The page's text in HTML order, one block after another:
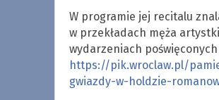
W programie jej recitalu
w przekładach męża
wydarzeniach
https://pik.wroclaw.pl/
gwiazdy-w-holdzie-